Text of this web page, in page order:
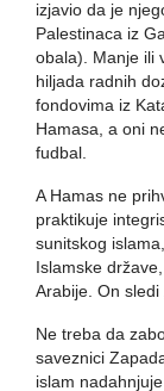
izjavio da je
Palestinaca iz
obala). Manje ili
hiljada radnih
fondovima iz
Hamasa, a oni
fudbal.
A Hamas ne
praktikuje
sunitskog
Islamske
Arabije. On sledi
Ne treba da
saveznici
islam